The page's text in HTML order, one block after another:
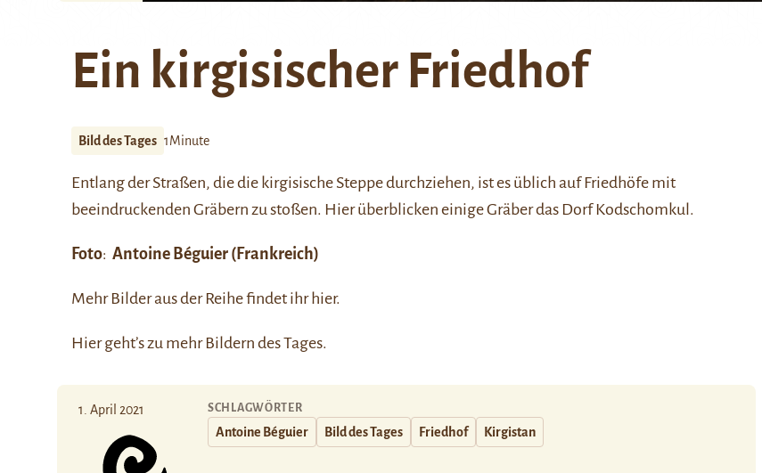
Ein kirgisischer Friedhof
Bild des Tages 1Minute
Entlang der Straßen, die die kirgisische Steppe durchziehen, ist es üblich auf Friedhöfe mit
beeindruckenden Gräbern zu stoßen. Hier überblicken einige Gräber das Dorf Kodschomkul.
Foto: Antoine Béguier (Frankreich)
Mehr Bilder aus der Reihe findet ihr hier.
Hiergeht’s zu mehr Bildern des Tages.
1. April 2021 SCHLAGWÖRTER
Antoine Béguier Bild des Tages Friedhof Kirgistan